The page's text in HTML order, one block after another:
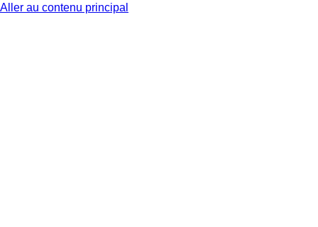
Aller au contenu principal